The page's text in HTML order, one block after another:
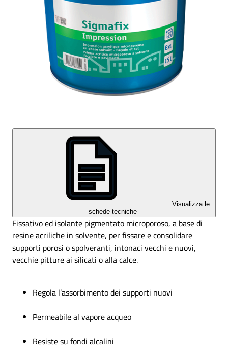
Visualizza le
schede tecniche
Fissativo ed isolante pigmentato microporoso, a base di
resine acriliche in solvente, per fissare e consolidare
supporti porosi o spolveranti, intonaci vecchi e nuovi,
vecchie pitture ai silicati o alla calce.
Regola l’assorbimento dei supporti nuovi
Permeabile al vapore acqueo
Resiste su fondi alcalini